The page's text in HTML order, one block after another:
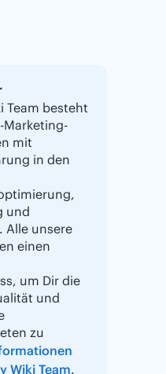
Team besteht
Marketing-
mit
in den
und
Alle unsere
einen
um Dir die
und
zu
Wiki Team.